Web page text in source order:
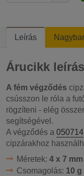
Leírás
Árucikk
A fém végződés
csússzon le róla a
rögzíteni - elég
segítségével.
A végződés a 050714
cipzárakhoz
Méretek: 4 x 7 mm
Csomagolás: 10 g